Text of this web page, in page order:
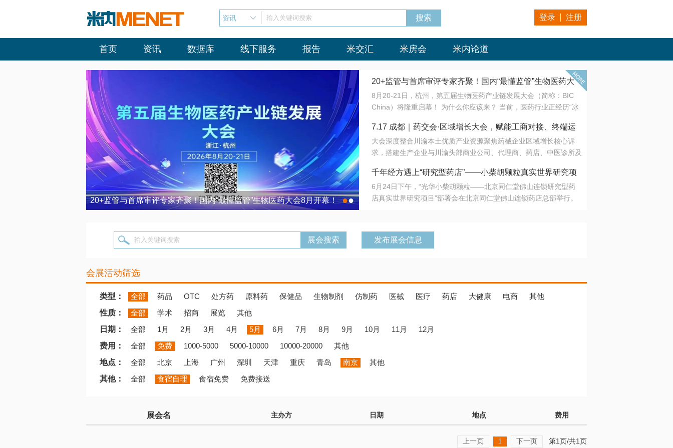
资讯 输入关键词搜索 登录 注册
首页 资讯 数据库 线下服务 报告 米交汇 米房会 米内论道
20+监管与首席审评专家齐聚！国内“最懂监管”生物医药大会8月开幕！ 7.17 成都｜药交会·区域增长大会，赋能工商对接、终端运营
●●
20+监管与首席审评专家齐聚！国内“最懂监管”生物医药大
会8月开幕！
8月20-21日，杭州，第五届生物医药产业链发展大会（简称：BIC
China）将隆重启幕！ 为什么你应该来？ 当前，医药行业正经历“冰
法正重新定义研发效率；另一端是创新药“最后一公里”的支付与入院
难题，呼唤更成熟的产业生态。 同质化“内卷”已无出路，全产业链协
同与出海能力建设才是破局关键。 本届大会以 “重构生态，定义未
算力突围；从中药创新、复杂药物制剂、CGT、多肽与小核酸的技
术攻坚，到CDMO的柔性智造。 我们致力于打破壁垒，让“实验
室”与“生产线”、“研发端”与“支付端”深度对话，更让监管、产业、资
7.17 成都｜药交会·区域增长大会，赋能工商对接、终端运
营
大会深度整合川渝本土优质产业资源聚焦药械企业区域增长核心诉
求，搭建生产企业与川渝头部商业公司、代理商、药店、中医诊所及
域增量份额夯实西南市场战略布局
千年经方遇上“研究型药店”——小柴胡颗粒真实世界研究项
目在北京同仁堂佛山连锁启动
6月24日下午，“光华小柴胡颗粒——北京同仁堂佛山连锁研究型药
店真实世界研究项目”部署会在北京同仁堂佛山连锁药店总部举行。
输入关键词搜索 发布展会信息
会展活动筛选
类型： 全部 药品 OTC 处方药 原料药 保健品 生物制剂 仿制药 医械 医疗 药店 大健康 电商
其他
性质：
全部 学术 招商 展览
其他
日期：
全部 1月 2月 3月 4月 5月 6月 7月 8月 9月 10月 11月
12月
费用：
全部 免费 1000-5000 5000-10000 10000-20000
其他
地点：
全部 北京 上海 广州 深圳 天津 重庆 青岛 南京
其他
其他：
全部 食宿自理 食宿免费 免费接送
展会名 主办方 日期 地点 费用
上一页 1 下一页 第1页/共1页